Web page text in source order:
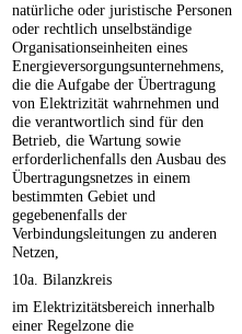
natürliche oder juristische Personen
oder rechtlich unselbständige
Organisationseinheiten eines
Energieversorgungsunternehmens,
die die Aufgabe der Übertragung
von Elektrizität wahrnehmen und
die verantwortlich sind für den
Betrieb, die Wartung sowie
erforderlichenfalls den Ausbau des
Übertragungsnetzes in einem
bestimmten Gebiet und
gegebenenfalls der
Verbindungsleitungen zu anderen
Netzen,
10a. Bilanzkreis
im Elektrizitätsbereich innerhalb
einer Regelzone die